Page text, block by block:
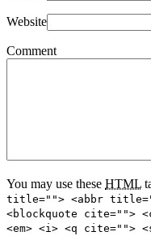
Website
Comment
You may use these HTML
title=""> <abbr
<blockquote cite="">
<em> <i> <q cite="">